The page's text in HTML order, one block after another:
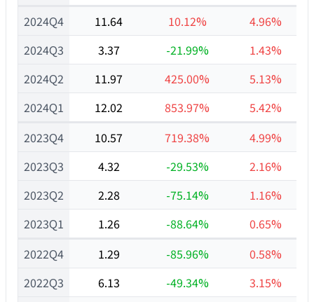
2024Q4
2024Q3
2024Q2
2024Q1
2023Q4
2023Q3
2023Q2
2023Q1
2022Q4
2022Q3
11.64
10.12%
4.96%
3.37
-21.99%
1.43%
11.97
425.00%
5.13%
12.02
853.97%
5.42%
10.57
719.38%
4.99%
4.32
-29.53%
2.16%
2.28
-75.14%
1.16%
1.26
-88.64%
0.65%
1.29
-85.96%
0.58%
6.13
-49.34%
3.15%